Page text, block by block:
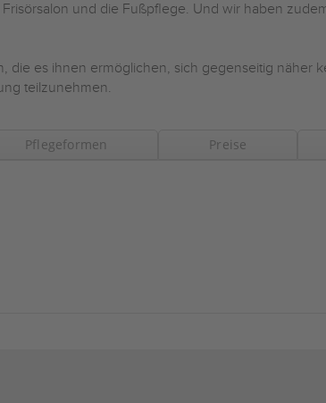
und die Fußpflege. Und wir haben
die es ihnen ermöglichen, sich gegenseitig näher
teilzunehmen.
Pflegeformen Preise